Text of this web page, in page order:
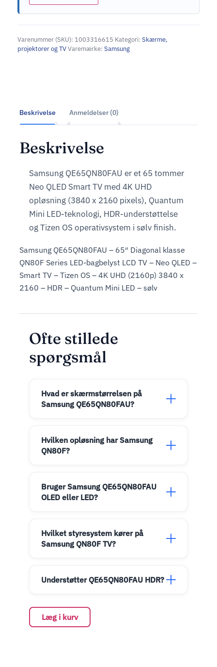
Varenummer (SKU): 1003316615 Kategori: Skærme,
projektorer og TVVaremærke: Samsung
Beskrivelse Anmeldelser (0)
Beskrivelse
Samsung QE65QN80FAU er et 65 tommer
Neo QLED Smart TV med 4K UHD
opløsning (3840 x 2160 pixels), Quantum
Mini LED-teknologi, HDR-understøttelse
og Tizen OS operativsystem i sølv finish.
Samsung QE65QN80FAU – 65″ Diagonal klasse
QN80F Series LED-bagbelyst LCD TV – Neo QLED –
Smart TV – Tizen OS – 4K UHD (2160p) 3840 x
2160 – HDR – Quantum Mini LED – sølv
Ofte stillede
spørgsmål
Hvad er skærmstørrelsen på
Samsung QE65QN80FAU?
Hvilken opløsning har Samsung
QN80F?
Bruger Samsung QE65QN80FAU
OLED eller LED?
Hvilket styresystem kører på
Samsung QN80F TV?
Understøtter QE65QN80FAU HDR?
Læg i kurv